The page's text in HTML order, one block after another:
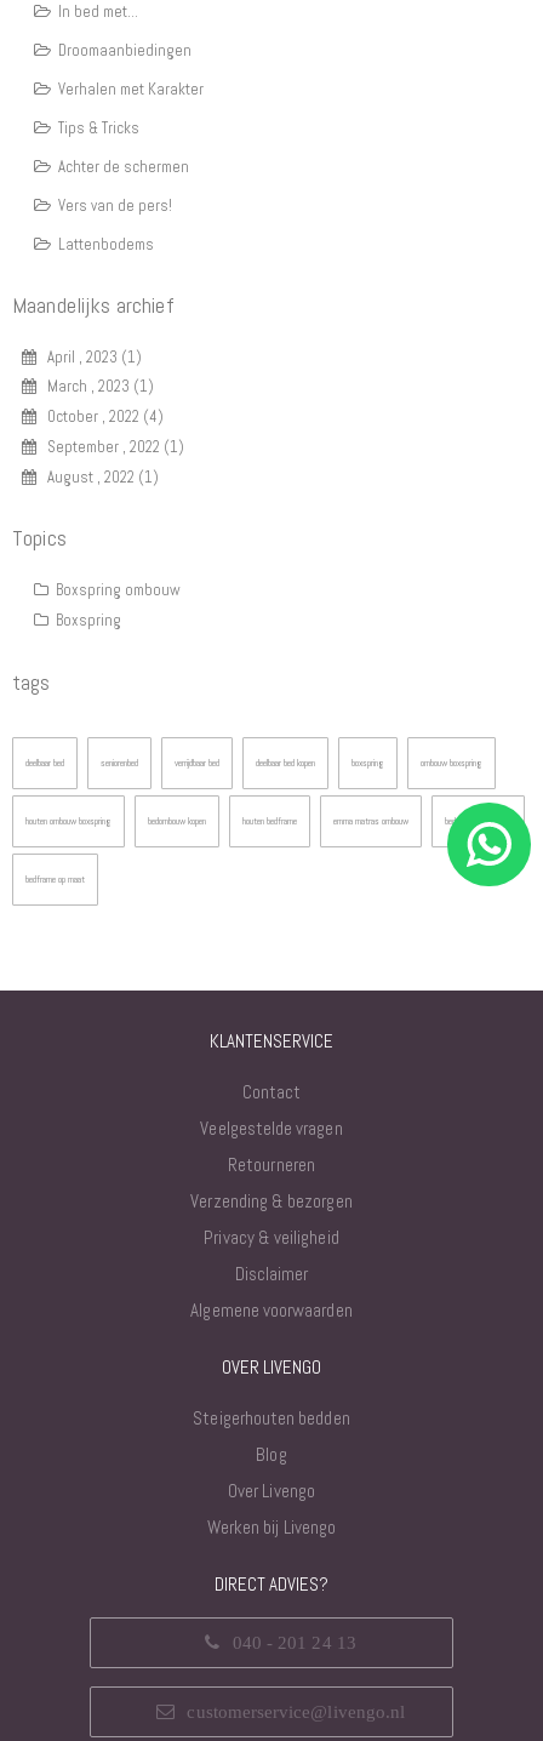
In bed met...
Droomaanbiedingen
Verhalen met Karakter
Tips & Tricks
Achter de schermen
Vers van de pers!
Lattenbodems
Maandelijks archief
April , 2023 (1)
March , 2023 (1)
October , 2022 (4)
September , 2022 (1)
August , 2022 (1)
Topics
Boxspring ombouw
Boxspring
tags
deelbaar bed seniorenbed verrijdbaar bed deelbaar bed kopen boxspring ombouw boxspring
houten ombouw boxspring bedombouw kopen houten bedframe emma matras ombouw bedombouw op maat
bedframe op maat
KLANTENSERVICE
Contact
Veelgestelde vragen
Retourneren
Verzending & bezorgen
Privacy & veiligheid
Disclaimer
Algemene voorwaarden
OVER LIVENGO
Steigerhouten bedden
Blog
Over Livengo
Werken bij Livengo
DIRECT ADVIES?
040 - 201 24 13
customerservice@livengo.nl